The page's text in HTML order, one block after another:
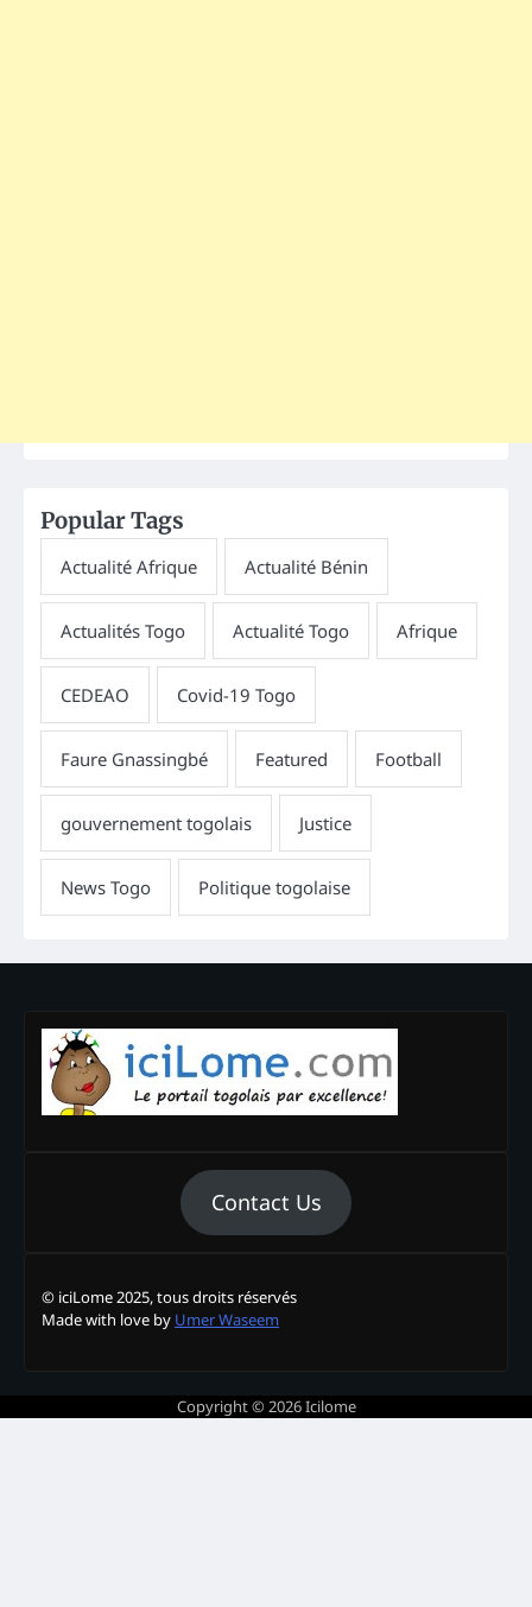
Popular Tags
Contact Us
© iciLome 2025, tous droits réservés
Made with love by Umer Waseem
Copyright © 2026Icilome